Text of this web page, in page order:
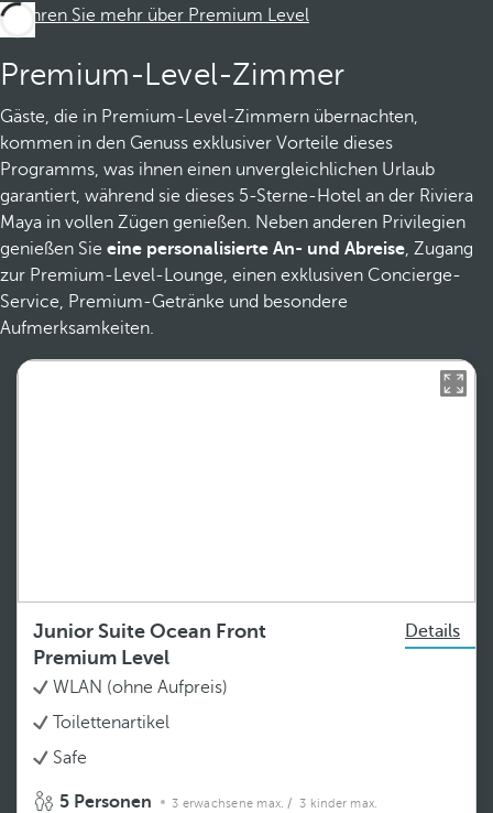
Erfahren Sie mehr über Premium Level
Premium-Level-Zimmer
Gäste, die in Premium-Level-Zimmern übernachten,
kommen in den Genuss exklusiver Vorteile dieses
Programms, was ihnen einen unvergleichlichen Urlaub
garantiert, während sie dieses 5-Sterne-Hotel an der Riviera
Maya in vollen Zügen genießen. Neben anderen Privilegien
genießen Sie eine personalisierte An- und Abreise, Zugang
zur Premium-Level-Lounge, einen exklusiven Concierge-
Service, Premium-Getränke und besondere
Aufmerksamkeiten.
Junior Suite Ocean Front
Premium Level
Details
WLAN (ohne Aufpreis)
Toilettenartikel
Safe
5 Personen 3 erwachsene max. / 3 kinder max.